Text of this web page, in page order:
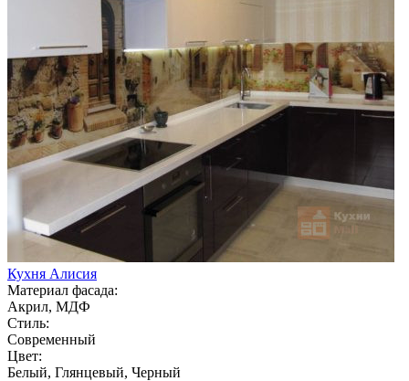
Кухня Алисия
Материал фасада:
Акрил, МДФ
Стиль:
Современный
Цвет:
Белый, Глянцевый, Черный